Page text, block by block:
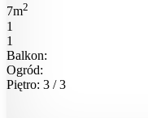
7m2
1
1
Balkon:
Ogród:
Piętro: 3 / 3